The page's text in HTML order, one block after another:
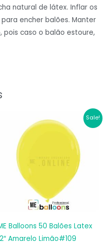
natural de látex. Inflar os
encher balões. Manter
pois caso o balão estoure,
Sale!
Balloons 50 Balões Latex
Amarelo Limão#109
preço
original
era:
€6.60.
preço